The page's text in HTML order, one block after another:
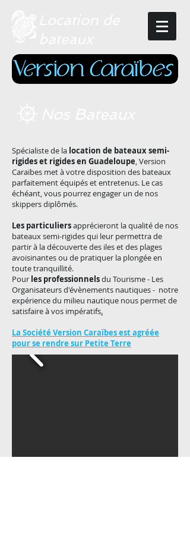
Spécialiste de la location de bateaux semi-
rigides et rigides en Guadeloupe, Version
Caraïbes met à votre disposition des bateaux
parfaitement équipés et entretenus. Le cas
échéant, vous pourrez engager un de nos
skippers diplômés.
Les particuliersapprécieront la qualité de nos
bateaux semi-rigides qui leur permettra de
partir à la découverte des iles et des plages
avoisinantes ou de pratiquer la plongée en
toute tranquillité.
Pour les professionnelsdu Tourisme - Les
Organisateurs d'évènements nautiques - notre
expérience du milieu nautique nous permet de
satisfaire à vos impératifs.
La Société Version Caraïbes est agréée
pour se rendre sur Petite Terre